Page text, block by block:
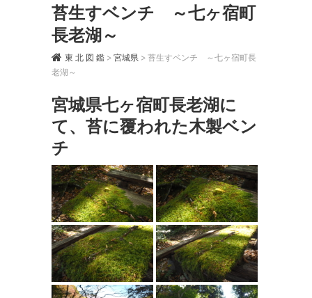
苔生すベンチ ～七ヶ宿町
長老湖～
東 北 図 鑑 > 宮城県 > 苔生すベンチ ～七ヶ宿町長
老湖～
宮城県七ヶ宿町長老湖に
て、苔に覆われた木製ベン
チ